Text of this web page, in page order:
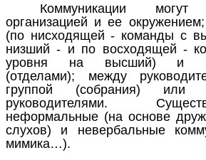
Коммуникации
организацией и ее
(по нисходящей - команды с
низший - и по восходящей -
уровня на высший) и
(отделами); между
группой (собрания) или
руководителями.
неформальные (на основе
слухов) и невербальные
мимика…).